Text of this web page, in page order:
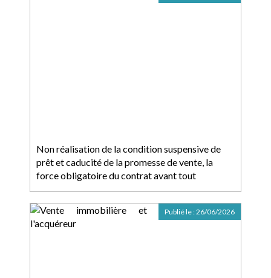
Non réalisation de la condition suspensive de
prêt et caducité de la promesse de vente, la
force obligatoire du contrat avant tout
Publié le :26/06/2026